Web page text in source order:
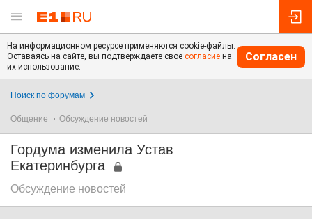
На информационном ресурсе применяются cookie-файлы.
Оставаясь на сайте, вы подтверждаете свое согласие на
их использование.
Согласен
Поиск по форумам
Общение Обсуждение новостей
Гордума изменила Устав
Екатеринбурга
Обсуждение новостей